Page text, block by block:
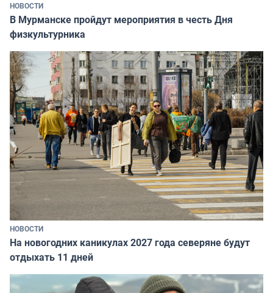
НОВОСТИ
В Мурманске пройдут мероприятия в честь Дня
физкультурника
НОВОСТИ
На новогодних каникулах 2027 года северяне будут
отдыхать 11 дней